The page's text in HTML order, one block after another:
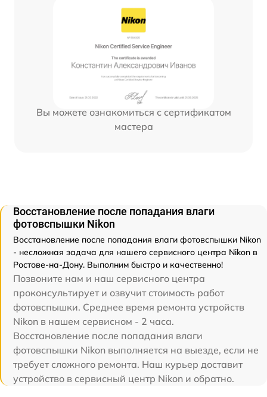
Вы можете ознакомиться с сертификатом
мастера
Восстановление после попадания влаги
фотовспышки Nikon
Восстановление после попадания влаги фотовспышки Nikon
- несложная задача для нашего сервисного центра Nikon в
Ростове-на-Дону. Выполним быстро и качественно!
Позвоните нам и наш сервисного центра
проконсультирует и озвучит стоимость работ
фотовспышки. Среднее время ремонта устройств
Nikon в нашем сервисном - 2 часа.
Восстановление после попадания влаги
фотовспышки Nikon выполняется на выезде, если не
требует сложного ремонта. Наш курьер доставит
устройство в сервисный центр Nikon и обратно.